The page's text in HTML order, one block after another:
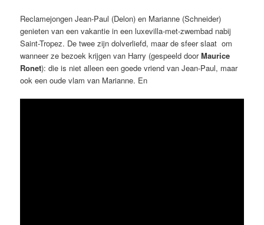
Reclamejongen Jean-Paul (Delon) en Marianne (Schneider)
genieten van een vakantie in een luxevilla-met-zwembad nabij
Saint-Tropez. De twee zijn dolverliefd, maar de sfeer slaat om
wanneer ze bezoek krijgen van Harry (gespeeld doorMaurice
Ronet): die is niet alleen een goede vriend van Jean-Paul, maar
ook een oude vlam van Marianne. En